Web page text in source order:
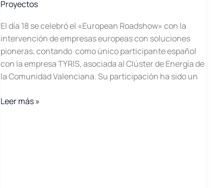
Proyectos
El día 18 se celebró el «European Roadshow» con la
intervención de empresas europeas con soluciones
pioneras, contando como único participante español
con la empresa TYRIS, asociada al Clúster de Energía de
la Comunidad Valenciana. Su participación ha sido un
Nuestro
Leer más »